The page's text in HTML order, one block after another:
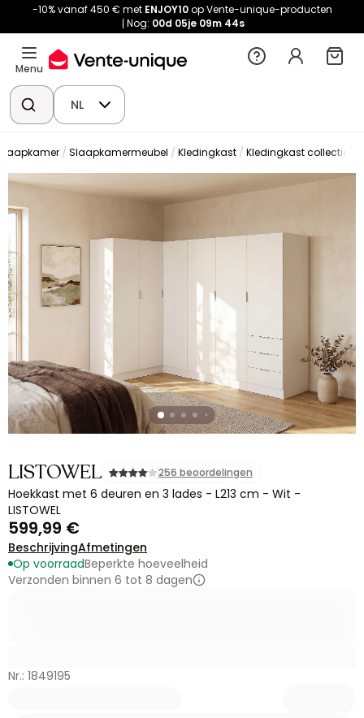
-10% vanaf 450 € met ENJOY10op Vente-unique-producten
Nog: 00d 05je 09m 44s
Menu
NL
Slaapkamermeubel Kledingkast Kledingkast collectie
LISTOWEL 256 beoordelingen
Hoekkast met 6 deuren en 3 lades - L213 cm - Wit -
LISTOWEL
599,99 €
BeschrijvingAfmetingen
Op voorraadBeperkte hoeveelheid
Verzonden binnen 6 tot 8 dagen
Nr.: 1849195